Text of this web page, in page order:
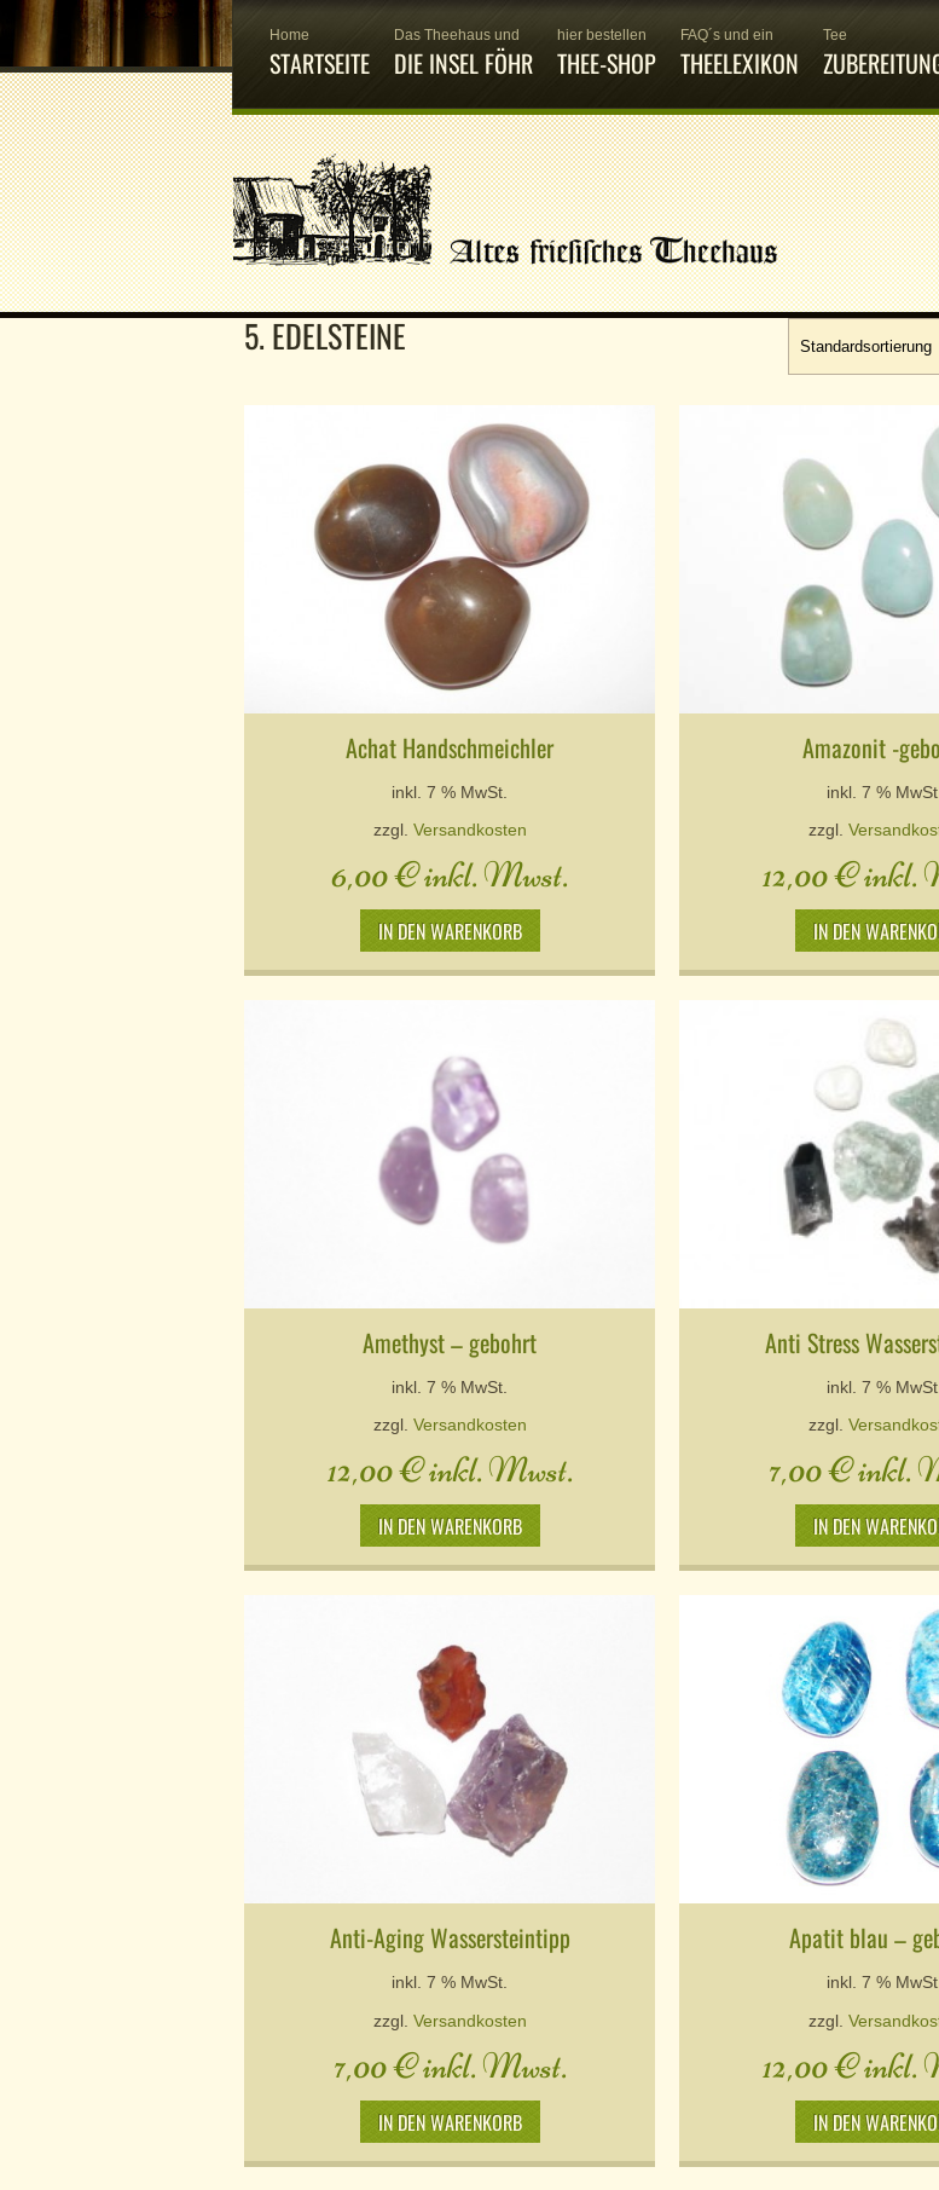
Home
STARTSEITE
Das Theehaus und
DIE INSEL FÖHR
hier bestellen
THEE-SHOP
FAQ´s und ein
THEELEXIKON
Tee
5. EDELSTEINE
Achat Handschmeichler
inkl. 7 % MwSt.
zzgl. Versandkosten
6,00€inkl. Mwst.
IN DEN WARENKORB
Amazonit -
inkl. 7 %
zzgl.
12,00€inkl.
IN DEN
Amethyst – gebohrt
inkl. 7 % MwSt.
zzgl. Versandkosten
12,00€inkl. Mwst.
IN DEN WARENKORB
Anti Stress
inkl. 7 %
zzgl.
7,00€inkl.
IN DEN
Anti-Aging Wassersteintipp
inkl. 7 % MwSt.
zzgl. Versandkosten
7,00€inkl. Mwst.
IN DEN WARENKORB
Apatit blau –
inkl. 7 %
zzgl.
12,00€inkl.
IN DEN